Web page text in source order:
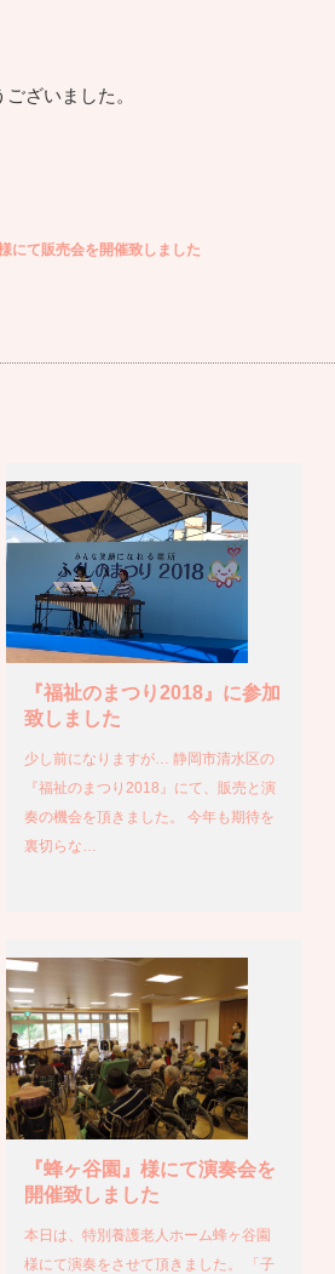
ざいました。
にて販売会を開催致しました
『福祉のまつり2018』に参加
致しました
少し前になりますが… 静岡市清水区の
『福祉のまつり2018』にて、販売と演
奏の機会を頂きました。 今年も期待を
裏切らな…
『蜂ヶ谷園』様にて演奏会を
開催致しました
本日は、特別養護老人ホーム蜂ヶ谷園
様にて演奏をさせて頂きました。 「子